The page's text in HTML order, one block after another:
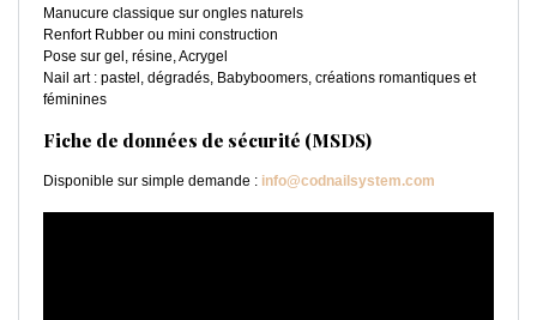
Manucure classique sur ongles naturels
Renfort Rubber ou mini construction
Pose sur gel, résine, Acrygel
Nail art : pastel, dégradés, Babyboomers, créations romantiques et
féminines
Fiche de données de sécurité (MSDS)
Disponible sur simple demande : info@codnailsystem.com